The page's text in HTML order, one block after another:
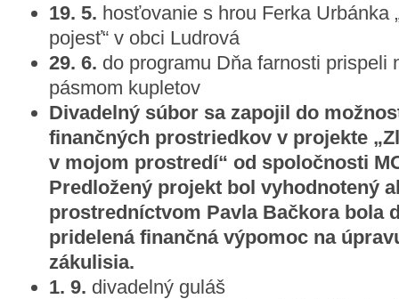
19. 5. hosťovanie s hrou Ferka Urbánka
pojesť“ v obci Ludrová
29. 6. do programu Dňa farnosti prispeli
pásmom kupletov
Divadelný súbor sa zapojil do
finančných prostriedkov v projekte
v mojom prostredí“ od spoločnosti
Predložený projekt bol vyhodnotený
prostredníctvom Pavla Bačkora bola
pridelená finančná výpomoc na
zákulisia.
1. 9. divadelný guláš